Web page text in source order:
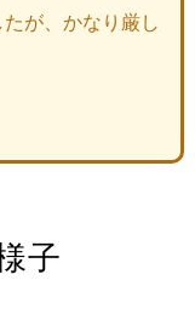
が、かなり厳し
子